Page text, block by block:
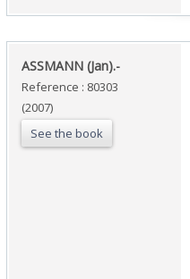
‎ASSMANN (Jan).-‎
Reference : 80303
(2007)
See the book